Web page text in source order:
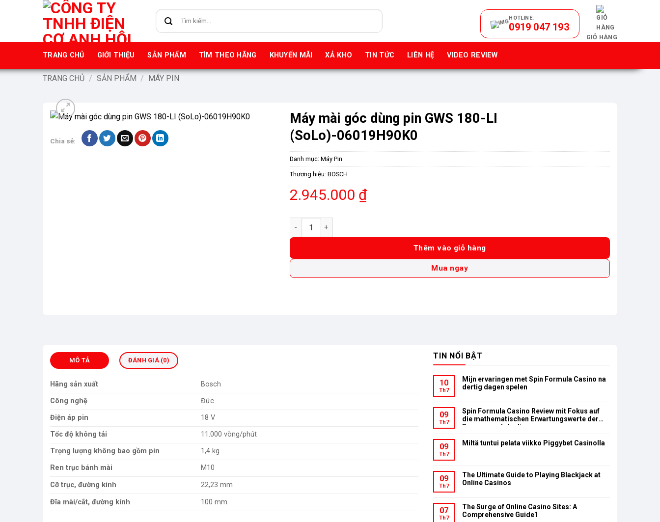
dung
Tìm
kiếm:
HOTLINE:
0919 047 193
GIỎ HÀNG
TRANG CHỦ GIỚI THIỆU SẢN PHẨM TÌM THEO HÃNG KHUYẾN MÃI XẢ KHO TIN TỨC LIÊN HỆ VIDEO REVIEW
TRANG CHỦ / SẢN PHẨM / MÁY PIN
Chia sẻ:
Máy mài góc dùng pin GWS 180-LI
(SoLo)-06019H90K0
Danh mục: Máy Pin
Thương hiệu: BOSCH
2.945.000 ₫
Máy mài góc dùng pin GWS 180-LI (SoLo)-06019H90K0 số lượng
Thêm vào giỏ hàng
Mua ngay
MÔ TẢ ĐÁNH GIÁ (0)
Hãng sản xuất
Bosch
Công nghệ
Đức
Điện áp pin
18 V
Tốc độ không tải
11.000 vòng/phút
Trọng lượng không bao gồm pin
1,4 kg
Ren trục bánh mài
M10
Cỡ trục, đường kính 22,23 mm
Đĩa mài/cắt, đường kính 100 mm
TIN NỔI BẬT
10
Th7
Mijn ervaringen met Spin Formula Casino na
dertig dagen spelen
09
Th7
Spin Formula Casino Review mit Fokus auf
die mathematischen Erwartungswerte der
Bonusumsatzbedingungen
09
Th7
Miltä tuntui pelata viikko Piggybet Casinolla
09
Th7
The Ultimate Guide to Playing Blackjack at
Online Casinos
07
Th7
The Surge of Online Casino Sites: A
Comprehensive Guide1